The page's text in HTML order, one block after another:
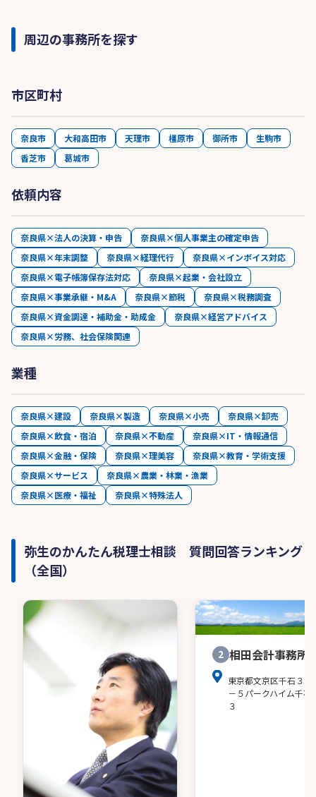
周辺の事務所を探す
市区町村
奈良市 大和高田市 天理市 橿原市 御所市
生駒市
香芝市
葛城市
依頼内容
奈良県×法人の決算・申告
奈良県×個人事業主の確定申告
奈良県×年末調整
奈良県×経理代行
奈良県×インボイス対応
奈良県×電子帳簿保存法対応
奈良県×起業・会社設立
奈良県×事業承継・M&A
奈良県×節税
奈良県×税務調査
奈良県×資金調達・補助金・助成金
奈良県×経営アドバイス
奈良県×労務、社会保険関連
業種
奈良県×建設 奈良県×製造 奈良県×小売
奈良県×卸売
奈良県×飲食・宿泊
奈良県×不動産
奈良県×IT・情報通信
奈良県×金融・保険
奈良県×理美容
奈良県×教育・学術支援
奈良県×サービス
奈良県×農業・林業・漁業
奈良県×医療・福祉
奈良県×特殊法人
弥生のかんたん税理士相談 質問回答ランキング
（全国）
2 相田会計事務所
東京都文京区千石３－
－５パークハイム千石
３